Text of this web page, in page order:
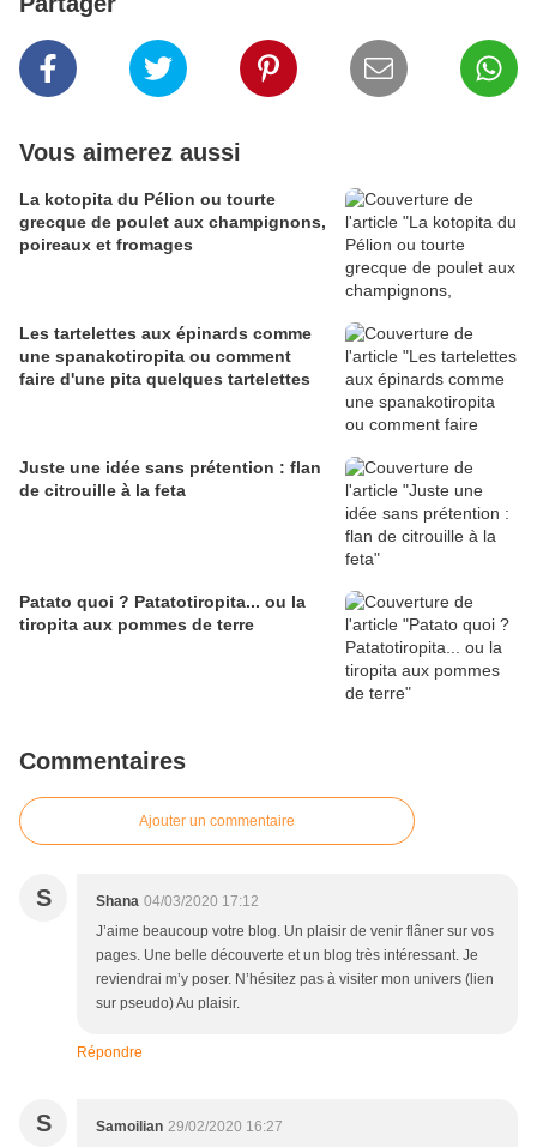
Vous aimerez aussi
La kotopita du Pélion ou tourte
grecque de poulet aux champignons,
poireaux et fromages
Les tartelettes aux épinards comme
une spanakotiropita ou comment
faire d'une pita quelques tartelettes
Juste une idée sans prétention : flan
de citrouille à la feta
Patato quoi ? Patatotiropita... ou la
tiropita aux pommes de terre
Commentaires
Ajouter un commentaire
S Shana 04/03/2020 17:12
J’aime beaucoup votre blog. Un plaisir de venir flâner sur vos
pages. Une belle découverte et un blog très intéressant. Je
reviendrai m’y poser. N’hésitez pas à visiter mon univers (lien
sur pseudo) Au plaisir.
Répondre
S Samoilian 29/02/2020 16:27